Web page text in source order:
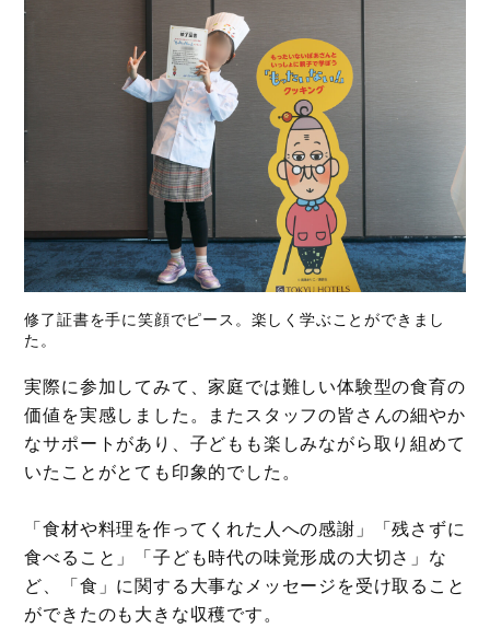
修了証書を手に笑顔でピース。楽しく学ぶことができまし
た。
実際に参加してみて、家庭では難しい体験型の食育の
価値を実感しました。またスタッフの皆さんの細やか
なサポートがあり、子どもも楽しみながら取り組めて
いたことがとても印象的でした。
「食材や料理を作ってくれた人への感謝」「残さずに
食べること」「子ども時代の味覚形成の大切さ」な
ど、「食」に関する大事なメッセージを受け取ること
ができたのも大きな収穫です。